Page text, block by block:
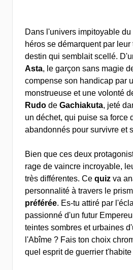
Dans l'univers impitoyable
héros se démarquent par
destin qui semblait scellé.
Asta, le garçon sans magie
compense son handicap par
monstrueuse et une volonté
Rudo de Gachiakuta, jeté
un déchet, qui puise sa force
abandonnés pour survivre et
Bien que ces deux
rage de vaincre incroyable,
très différentes. Ce quiz va
personnalité à travers le
préférée. Es-tu attiré par
passionné d'un futur
teintes sombres et urbaines
l'Abîme ? Fais ton choix
quel esprit de guerrier t'habite